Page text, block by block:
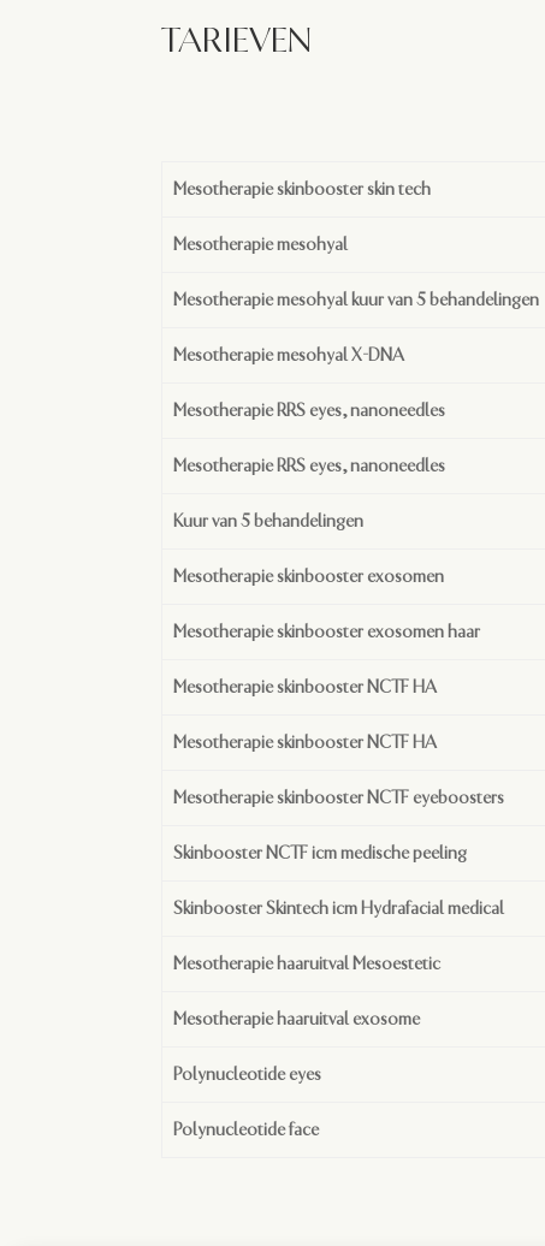
TARIEVEN
Mesotherapie skinbooster skin tech
Mesotherapie mesohyal
Mesotherapie mesohyal kuur van 5 behandelingen
Mesotherapie mesohyal X-DNA
Mesotherapie RRS eyes, nanoneedles
Mesotherapie RRS eyes, nanoneedles
Kuur van 5 behandelingen
Mesotherapie skinbooster exosomen
Mesotherapie skinbooster exosomen haar
Mesotherapie skinbooster NCTF HA
Mesotherapie skinbooster NCTF HA
Mesotherapie skinbooster NCTF eyeboosters
Skinbooster NCTF icm medische peeling
Skinbooster Skintech icm Hydrafacial medical
Mesotherapie haaruitval Mesoestetic
Mesotherapie haaruitval exosome
Polynucleotide eyes
Polynucleotide face